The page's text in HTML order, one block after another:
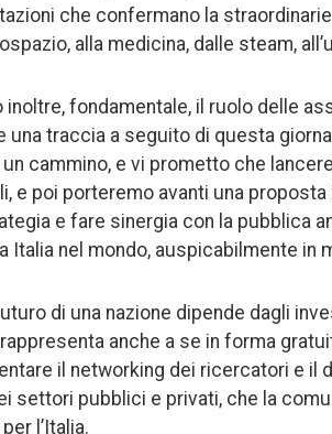
che confermano la
alla medicina, dalle steam,
inoltre, fondamentale, il ruolo delle
una traccia a seguito di questa
cammino, e vi prometto che
e poi porteremo avanti una
e fare sinergia con la pubblica
Italia nel mondo, auspicabilmente in
di una nazione dipende dagli
anche a se in forma
il networking dei ricercatori e il
settori pubblici e privati, che la
l’Italia.